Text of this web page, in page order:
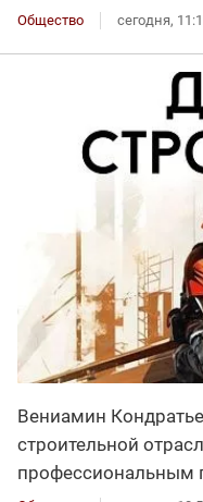
Общество сегодня,
Вениамин
строительной
профессиональным